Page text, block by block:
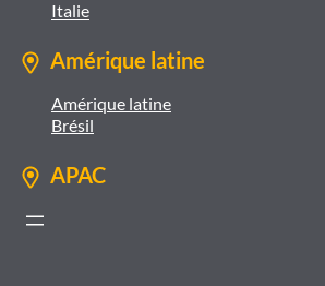
Italie
Amérique latine
Amérique latine
Brésil
APAC